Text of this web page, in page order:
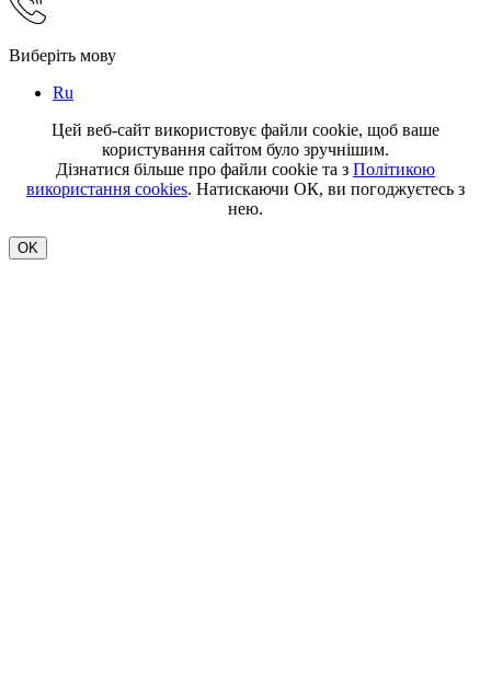
Виберіть мову
Ru
Цей веб-сайт використовує файли cookie, щоб ваше
користування сайтом було зручнішим.
Дізнатися більше про файли cookie та з Політикою
використання cookies. Натискаючи ОК, ви погоджуєтесь з
нею.
OK